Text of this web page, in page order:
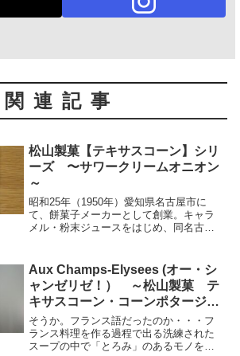
関連記事
松山製菓【テキサスコーン】シリ
ーズ 〜サワークリームオニオン
～
昭和25年（1950年）愛知県名古屋市に
て、餅菓子メーカーとして創業。キャラ
メル・粉末ジュースをはじめ、同名古屋
松山製菓㈱鹿児島が出自今や国内外にネ
ットワークを持つ㈱西...
Aux Champs-Elysees (オー・シ
ャンゼリゼ！） ～松山製菓 テ
キサスコーン・コーンポタージュ
味～
そうか。フランス語だったのか・・・フ
ランス料理を作る過程で出る洗練された
スープの中で「とろみ」のあるモノを仏